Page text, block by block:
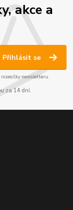
akce a
Přihlásit se
newsletteru.
za 14 dní.